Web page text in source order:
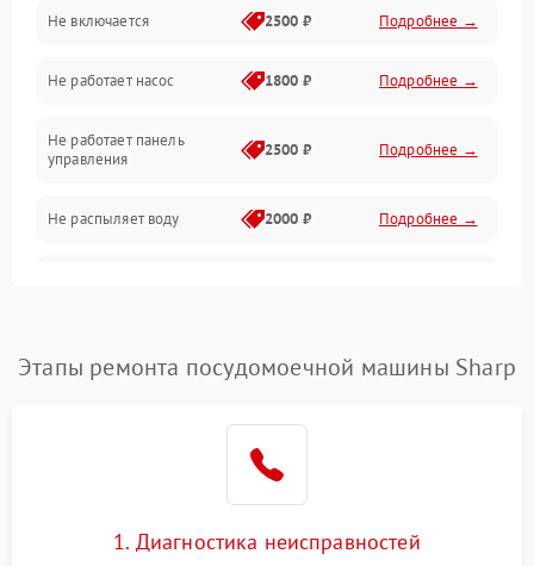
Нагрев
Вода
Гигиена
Программное обеспечение
Не включается 2500 ₽ Подробнее →
Не работает насос 1800 ₽ Подробнее →
Не работает панель
управления
2500 ₽ Подробнее →
Не распыляет воду 2000 ₽ Подробнее →
воды
1800 ₽ Подробнее →
Проблемы с
Этапы ремонта посудомоечной машины Sharp
1. Диагностика неисправностей